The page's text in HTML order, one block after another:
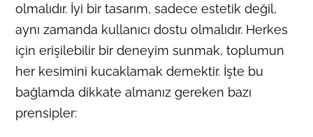
olmalıdır. İyi bir tasarım, sadece estetik değil,
aynı zamanda kullanıcı dostu olmalıdır. Herkes
için erişilebilir bir deneyim sunmak, toplumun
her kesimini kucaklamak demektir. İşte bu
bağlamda dikkate almanız gereken bazı
prensipler: